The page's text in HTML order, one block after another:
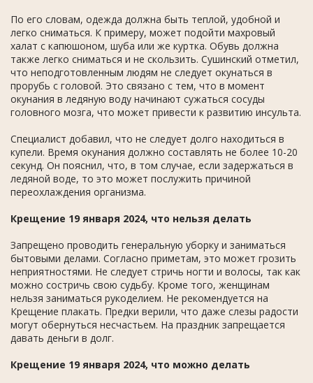
По его словам, одежда должна быть теплой, удобной и
легко сниматься. К примеру, может подойти махровый
халат с капюшоном, шуба или же куртка. Обувь должна
также легко сниматься и не скользить. Сушинский отметил,
что неподготовленным людям не следует окунаться в
прорубь с головой. Это связано с тем, что в момент
окунания в ледяную воду начинают сужаться сосуды
головного мозга, что может привести к развитию инсульта.
Специалист добавил, что не следует долго находиться в
купели. Время окунания должно составлять не более 10-20
секунд. Он пояснил, что, в том случае, если задержаться в
ледяной воде, то это может послужить причиной
переохлаждения организма.
Крещение 19 января 2024, что нельзя делать
Запрещено проводить генеральную уборку и заниматься
бытовыми делами. Согласно приметам, это может грозить
неприятностями. Не следует стричь ногти и волосы, так как
можно состричь свою судьбу. Кроме того, женщинам
нельзя заниматься рукоделием. Не рекомендуется на
Крещение плакать. Предки верили, что даже слезы радости
могут обернуться несчастьем. На праздник запрещается
давать деньги в долг.
Крещение 19 января 2024, что можно делать